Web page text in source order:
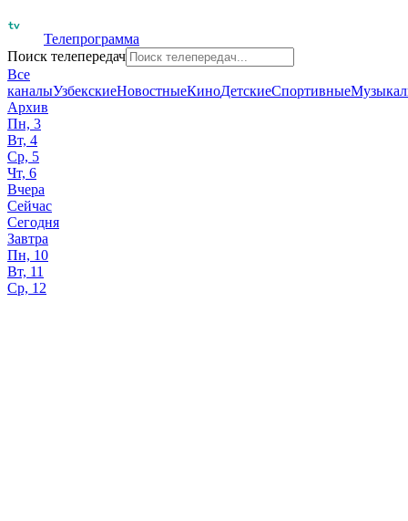
Телепрограмма
Поиск телепередач
Все
каналыУзбекскиеНовостныеКиноДетскиеСпортивные
Архив
Пн, 3
Вт, 4
Ср, 5
Чт, 6
Вчера
Сейчас
Сегодня
Завтра
Пн, 10
Вт, 11
Ср, 12